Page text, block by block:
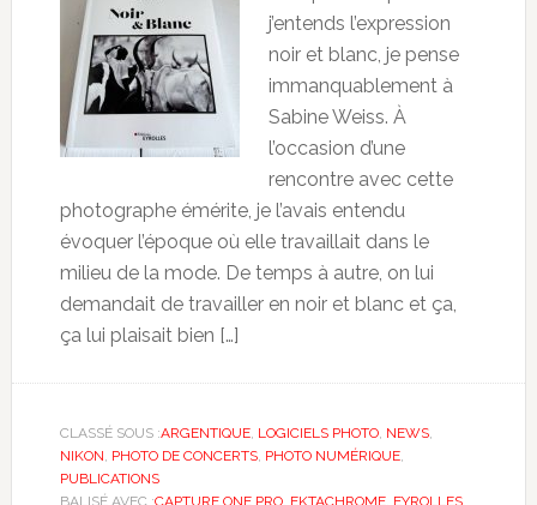
j’entends l’expression
noir et blanc, je pense
immanquablement à
Sabine Weiss. À
l’occasion d’une
rencontre avec cette
photographe émérite, je l’avais entendu
évoquer l’époque où elle travaillait dans le
milieu de la mode. De temps à autre, on lui
demandait de travailler en noir et blanc et ça,
ça lui plaisait bien […]
CLASSÉ SOUS :ARGENTIQUE, LOGICIELS PHOTO, NEWS,
NIKON PHOTO DE CONCERTS, PHOTO NUMÉRIQUE,
PUBLICATIONS
BALISÉ AVEC :CAPTURE ONE PRO, EKTACHROME, EYROLLES,